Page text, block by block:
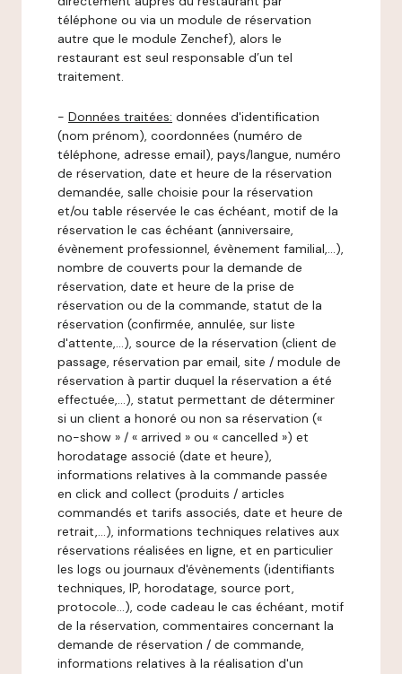
téléphone ou via un module de réservation
autre que le module Zenchef), alors le
restaurant est seul responsable d’un tel
traitement.
- Données traitées: données d'identification
(nom prénom), coordonnées (numéro de
téléphone, adresse email), pays/langue, numéro
de réservation, date et heure de la réservation
demandée, salle choisie pour la réservation
et/ou table réservée le cas échéant, motif de la
réservation le cas échéant (anniversaire,
évènement professionnel, évènement familial,…),
nombre de couverts pour la demande de
réservation, date et heure de la prise de
réservation ou de la commande, statut de la
réservation (confirmée, annulée, sur liste
d'attente,…), source de la réservation (client de
passage, réservation par email, site / module de
réservation à partir duquel la réservation a été
effectuée,…), statut permettant de déterminer
si un client a honoré ou non sa réservation («
no-show » / « arrived » ou « cancelled ») et
horodatage associé (date et heure),
informations relatives à la commande passée
en click and collect (produits / articles
commandés et tarifs associés, date et heure de
retrait,…), informations techniques relatives aux
réservations réalisées en ligne, et en particulier
les logs ou journaux d'évènements (identifiants
techniques, IP, horodatage, source port,
protocole…), code cadeau le cas échéant, motif
de la réservation, commentaires concernant la
demande de réservation / de commande,
informations relatives à la réalisation d'un